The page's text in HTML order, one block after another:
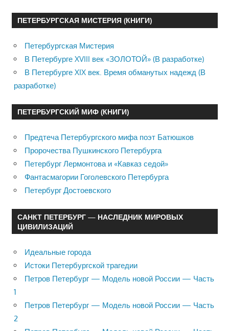
ПЕТЕРБУРГСКАЯ МИСТЕРИЯ (КНИГИ)
Петербургская Мистерия
В Петербурге XVIII век «ЗОЛОТОЙ» (В разработке)
В Петербурге XIX век. Время обманутых надежд (В
разработке)
ПЕТЕРБУРГСКИЙ МИФ (КНИГИ)
Предтеча Петербургского мифа поэт Батюшков
Пророчества Пушкинского Петербурга
Петербург Лермонтова и «Кавказ седой»
Фантасмагории Гоголевского Петербурга
Петербург Достоевского
САНКТ ПЕТЕРБУРГ — НАСЛЕДНИК МИРОВЫХ
ЦИВИЛИЗАЦИЙ
Идеальные города
Истоки Петербургской трагедии
Петров Петербург — Модель новой России — Часть
1
Петров Петербург — Модель новой России — Часть
2